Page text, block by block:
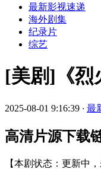
最新影视速递
海外剧集
纪录片
综艺
[美剧]《烈
2025-08-01 9:16:39 · 最
高清片源下载
【本剧状态：更新中